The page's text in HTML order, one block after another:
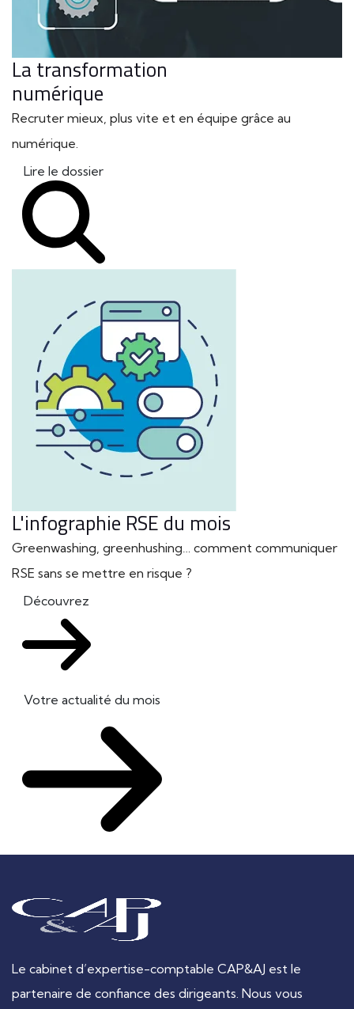
La transformation
numérique
Recruter mieux, plus vite et en équipe grâce au
numérique.
Lire le dossier
L'infographie RSE du mois
Greenwashing, greenhushing… comment communiquer
RSE sans se mettre en risque ?
Découvrez
Votre actualité du mois
Le cabinet d’expertise-comptable CAP&AJ est le
partenaire de confiance des dirigeants. Nous vous